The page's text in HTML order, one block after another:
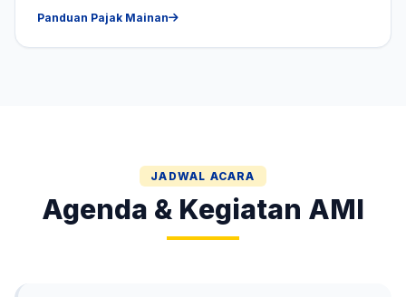
Panduan Pajak Mainan
JADWAL ACARA
Agenda & Kegiatan AMI